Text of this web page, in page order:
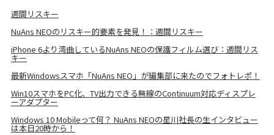
週間リスキー
NuAns NEOのリスキー的要素を発見！：週間リスキー
iPhone 6より湾曲しているNuAns NEOの保護フィルム選び：週間リス
キー
最新Windowsスマホ「NuAns NEO」が編集部に来たのでフォトレポ！
Win10スマホをPC化、TV出力できる無線のContinuum対応ディスプレ
ーアダプター
Windows 10 Mobileって何？ NuAns NEOの星川社長の生インタビュー
は本日20時から！